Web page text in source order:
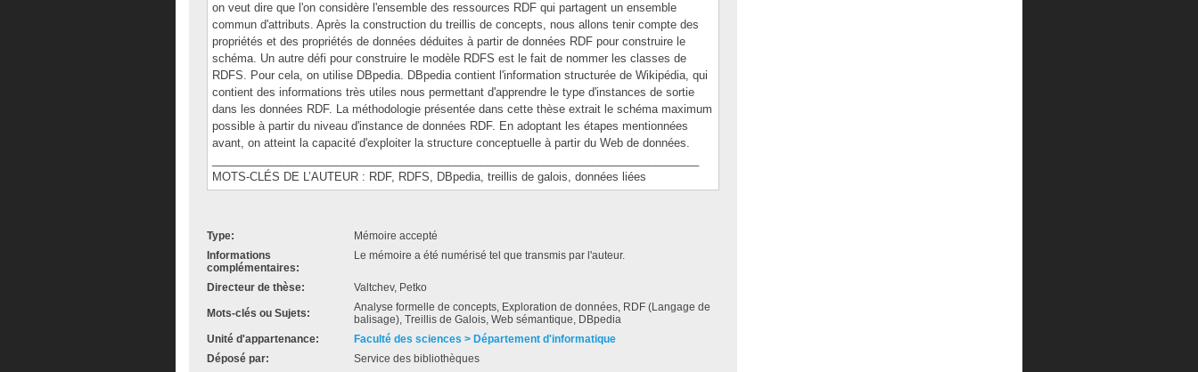
on veut dire que l'on considère l'ensemble des ressources RDF qui partagent un ensemble
commun d'attributs. Après la construction du treillis de concepts, nous allons tenir compte des
propriétés et des propriétés de données déduites à partir de données RDF pour construire le
schéma. Un autre défi pour construire le modèle RDFS est le fait de nommer les classes de
RDFS. Pour cela, on utilise DBpedia. DBpedia contient l'information structurée de Wikipédia, qui
contient des informations très utiles nous permettant d'apprendre le type d'instances de sortie
dans les données RDF. La méthodologie présentée dans cette thèse extrait le schéma maximum
possible à partir du niveau d'instance de données RDF. En adoptant les étapes mentionnées
avant, on atteint la capacité d'exploiter la structure conceptuelle à partir du Web de données.
MOTS-CLÉS DE L’AUTEUR : RDF, RDFS, DBpedia, treillis de galois, données liées
Type:
Mémoire accepté
Informations
complémentaires:
Le mémoire a été numérisé tel que transmis par l'auteur.
Directeur de thèse: Valtchev, Petko
Mots-clés ou Sujets:
Analyse formelle de concepts, Exploration de données, RDF (Langage de
balisage), Treillis de Galois, Web sémantique, DBpedia
Unité d'appartenance:
Faculté des sciences > Département d'informatique
Déposé par:
Service des bibliothèques